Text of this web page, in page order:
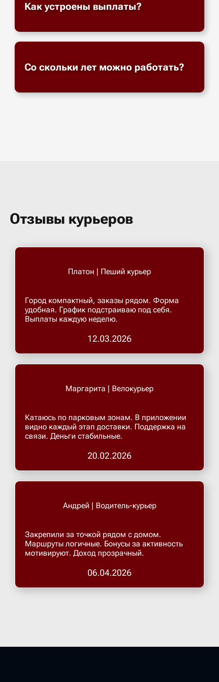
Как устроены выплаты?
Со скольки лет можно работать?
Отзывы курьеров
Платон | Пеший курьер
Город компактный, заказы рядом. Форма
удобная. График подстраиваю под себя.
Выплаты каждую неделю.
12.03.2026
Маргарита | Велокурьер
Катаюсь по парковым зонам. В приложении
видно каждый этап доставки. Поддержка на
связи. Деньги стабильные.
20.02.2026
Андрей | Водитель-курьер
Закрепили за точкой рядом с домом.
Маршруты логичные. Бонусы за активность
мотивируют. Доход прозрачный.
06.04.2026